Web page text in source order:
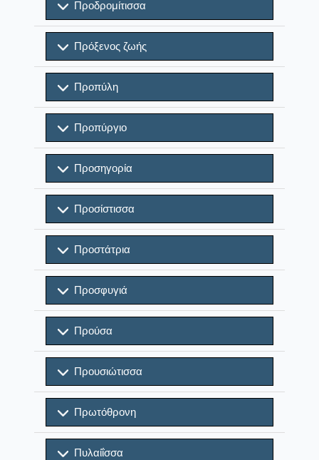
Προδρομίτισσα
Πρόξενος ζωής
Προπύλη
Προπύργιο
Προσηγορία
Προσίστισσα
Προστάτρια
Προσφυγιά
Προύσα
Προυσιώτισσα
Πρωτόθρονη
Πυλαίΐσσα